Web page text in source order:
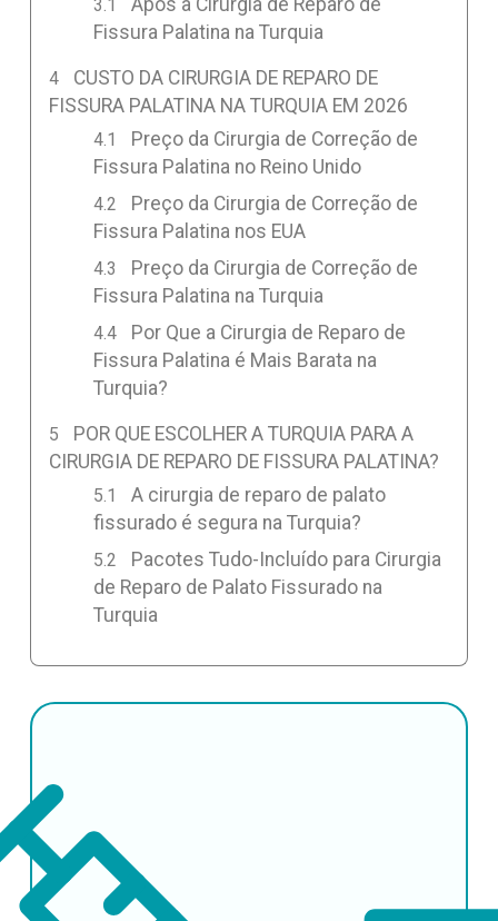
Após a Cirurgia de Reparo de
Fissura Palatina na Turquia
CUSTO DA CIRURGIA DE REPARO DE
FISSURA PALATINA NA TURQUIA EM 2026
Preço da Cirurgia de Correção de
Fissura Palatina no Reino Unido
Preço da Cirurgia de Correção de
Fissura Palatina nos EUA
Preço da Cirurgia de Correção de
Fissura Palatina na Turquia
Por Que a Cirurgia de Reparo de
Fissura Palatina é Mais Barata na
Turquia?
POR QUE ESCOLHER A TURQUIA PARA A
CIRURGIA DE REPARO DE FISSURA PALATINA?
A cirurgia de reparo de palato
fissurado é segura na Turquia?
Pacotes Tudo-Incluído para Cirurgia
de Reparo de Palato Fissurado na
Turquia